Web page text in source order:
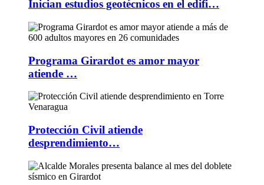
Inician estudios geotécnicos en el edifi…
Programa Girardot es amor mayor
atiende …
Protección Civil atiende
desprendimiento…